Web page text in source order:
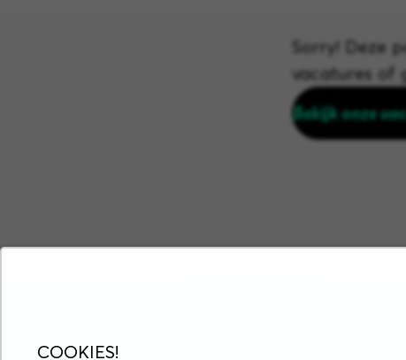
COOKIES!
Sorry! Deze
vacatures of
Bekijk onze